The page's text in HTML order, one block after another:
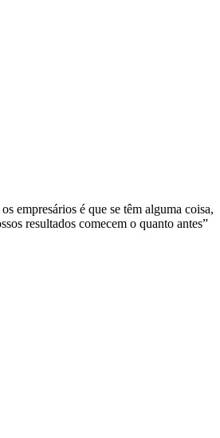
empresários é que se têm alguma coisa,
resultados comecem o quanto antes”